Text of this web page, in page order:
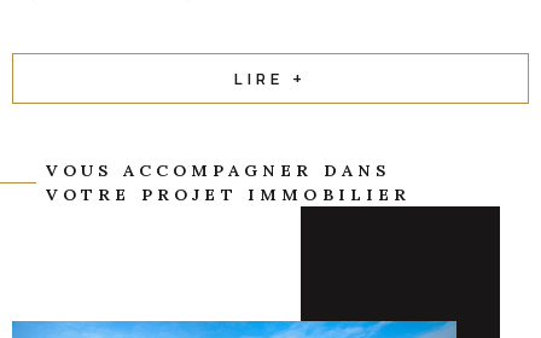
LIRE +
VOUS ACCOMPAGNER DANS
VOTRE PROJET IMMOBILIER